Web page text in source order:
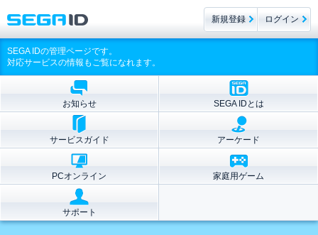
SEGA IDの管理ページです。
対応サービスの情報もご覧になれます。
お知らせ SEGA IDとは
サービスガイド アーケード
PCオンライン 家庭用ゲーム
サポート
新規登録 ログイン